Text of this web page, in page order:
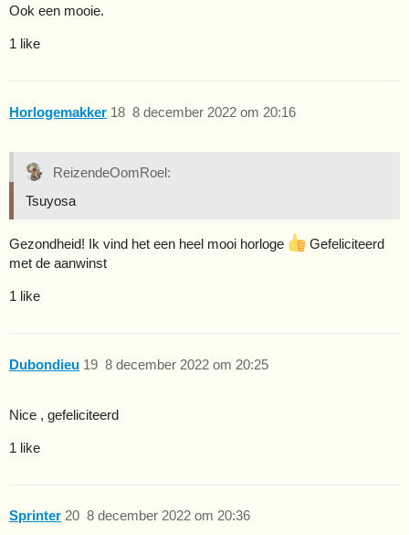
Ook een mooie.
1 like
Horlogemakker 8 december 2022 om 20:16
18
ReizendeOomRoel:
Tsuyosa
Gezondheid! Ik vind het een heel mooi horloge
Gefeliciteerd
met de aanwinst
1 like
Dubondieu 8 december 2022 om 20:25
19
Nice , gefeliciteerd
1 like
Sprinter 8 december 2022 om 20:36
20